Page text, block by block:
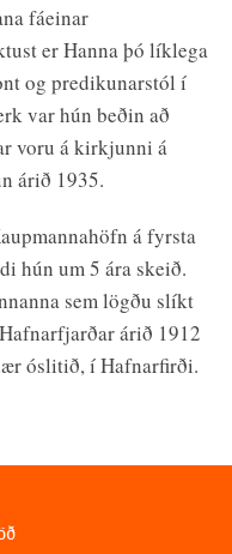
fáeinar
er Hanna þó líklega
og predikunarstól í
var hún beðin að
voru á kirkjunni á
árið 1935.
á fyrsta
hún um 5 ára skeið.
sem lögðu slíkt
árið 1912
óslitið, í Hafnarfirði.